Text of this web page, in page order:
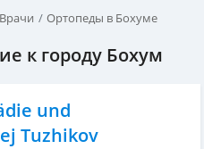
Врачи Ортопеды в Бохуме
к городу Бохум
und
Tuzhikov